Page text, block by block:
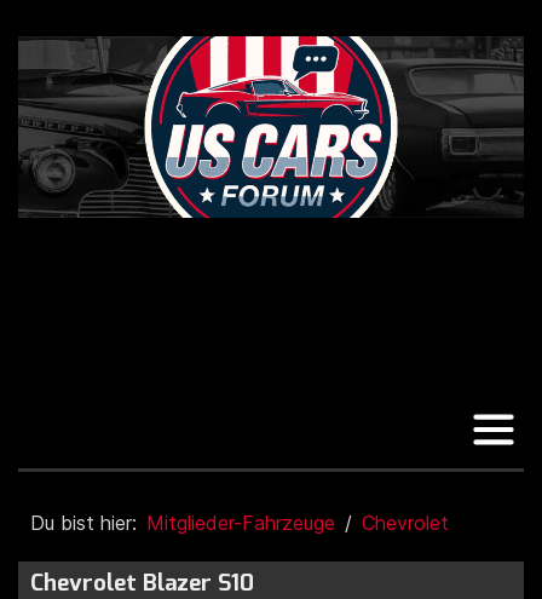
Du bist hier: Mitglieder-Fahrzeuge Chevrolet
Chevrolet Blazer S10